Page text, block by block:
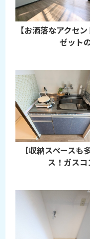
【お洒落なアクセ
ゼット
【収納スペース
ス！ガスコ